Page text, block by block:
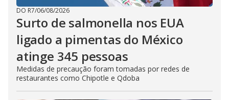
DO R7/06/08/2026
Surto de salmonella nos EUA
ligado a pimentas do México
atinge 345 pessoas
Medidas de precaução foram tomadas por redes de
restaurantes como Chipotle e Qdoba